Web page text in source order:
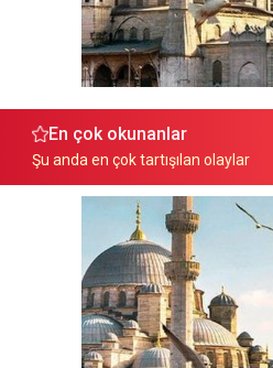
En çok okunanlar
Şu anda en çok tartışılan olaylar